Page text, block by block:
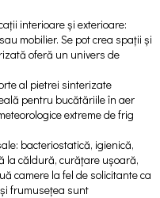
interioare și exterioare:
mobilier. Se pot crea spații și
oferă un univers de
al pietrei sinterizate
pentru bucătăriile în aer
extreme de frig
bacteriostatică, igienică,
la căldură, curățare ușoară,
camere la fel de solicitante ca
frumusețea sunt